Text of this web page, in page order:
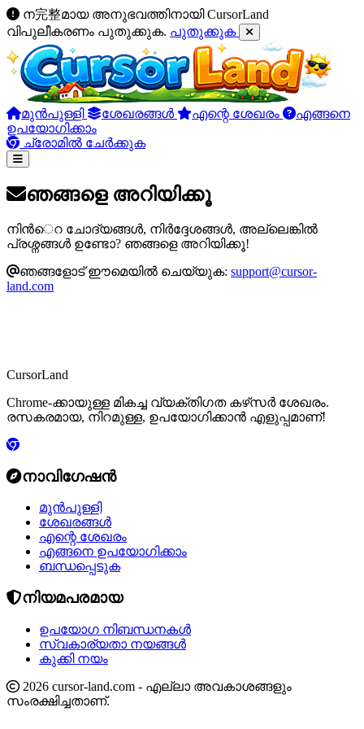
ന完整മായ അനുഭവത്തിനായി CursorLand
വിപുലീകരണം പുതുക്കുക. പുതുക്കുക
മുൻപുള്ളി ശേഖരങ്ങൾ എന്റെ ശേഖരം
എങ്ങനെ
ഉപയോഗിക്കാം
ച്രോമിൽ ചേർക്കുക
ഞങ്ങളെ അറിയിക്കൂ
നിന്‍െറ ചോദ്യങ്ങൾ, നിർദ്ദേശങ്ങൾ, അല്ലെങ്കിൽ
പ്രശ്നങ്ങൾ ഉണ്ടോ? ഞങ്ങളെ അറിയിക്കൂ!
ഞങ്ങളോട് ഈമെയിൽ ചെയ്യുക: support@cursor-
land.com
CursorLand
Chrome-ക്കായുള്ള മികച്ച വ്യക്തിഗത കഴ്‌സർ ശേഖരം.
രസകരമായ, നിറമുള്ള, ഉപയോഗിക്കാൻ എളുപ്പമാണ്!
നാവിഗേഷൻ
മുൻപുള്ളി
ശേഖരങ്ങൾ
എന്റെ ശേഖരം
എങ്ങനെ ഉപയോഗിക്കാം
ബന്ധപ്പെടുക
നിയമപരമായ
ഉപയോഗ നിബന്ധനകൾ
സ്വകാര്യതാ നയങ്ങൾ
കുക്കി നയം
2026 cursor-land.com - എല്ലാ അവകാശങ്ങളും
സംരക്ഷിച്ചതാണ്.